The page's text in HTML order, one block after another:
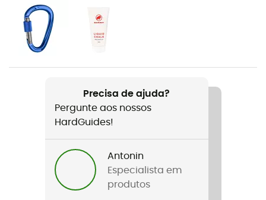
climbing
Peso
Aluminium, Acier
Origem Europeia Garantida
Precisa de ajuda?
Pergunte aos nossos
HardGuides!
Antonin
Especialista em
produtos